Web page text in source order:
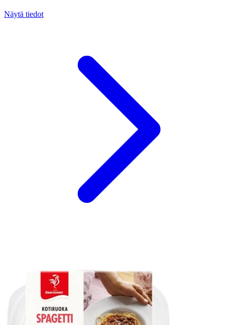
Näytä tiedot